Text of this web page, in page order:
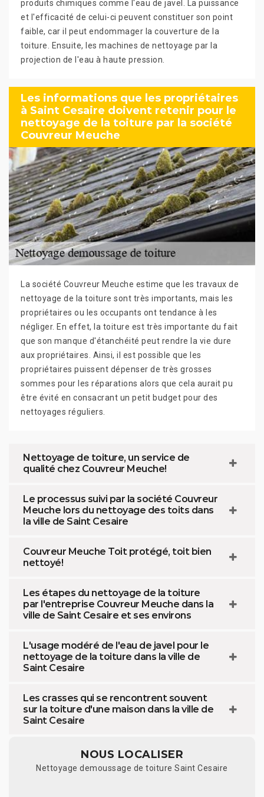
produits chimiques comme l'eau de javel. La puissance
et l'efficacité de celui-ci peuvent constituer son point
faible, car il peut endommager la couverture de la
toiture. Ensuite, les machines de nettoyage par la
projection de l'eau à haute pression.
Les informations que les propriétaires
à Saint Cesaire doivent retenir pour le
nettoyage de la toiture par la société
Couvreur Meuche
La société Couvreur Meuche estime que les travaux de
nettoyage de la toiture sont très importants, mais les
propriétaires ou les occupants ont tendance à les
négliger. En effet, la toiture est très importante du fait
que son manque d'étanchéité peut rendre la vie dure
aux propriétaires. Ainsi, il est possible que les
propriétaires puissent dépenser de très grosses
sommes pour les réparations alors que cela aurait pu
être évité en consacrant un petit budget pour des
nettoyages réguliers.
Nettoyage de toiture, un service de
qualité chez Couvreur Meuche!
Le processus suivi par la société Couvreur
Meuche lors du nettoyage des toits dans
la ville de Saint Cesaire
Couvreur Meuche Toit protégé, toit bien
nettoyé!
Les étapes du nettoyage de la toiture
par l'entreprise Couvreur Meuche dans la
ville de Saint Cesaire et ses environs
L'usage modéré de l'eau de javel pour le
nettoyage de la toiture dans la ville de
Saint Cesaire
Les crasses qui se rencontrent souvent
sur la toiture d'une maison dans la ville de
Saint Cesaire
NOUS LOCALISER
Nettoyage demoussage de toiture Saint Cesaire